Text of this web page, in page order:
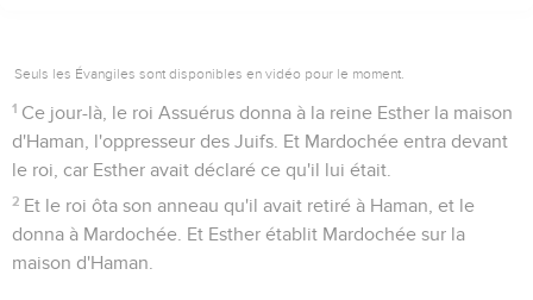
Seuls les Évangiles sont disponibles en vidéo pour le moment.
1 Ce jour-là, le roi Assuérus donna à la reine Esther la maison
d'Haman, l'oppresseur des Juifs. Et Mardochée entra devant
le roi, car Esther avait déclaré ce qu'il lui était.
2 Et le roi ôta son anneau qu'il avait retiré à Haman, et le
donna à Mardochée. Et Esther établit Mardochée sur la
maison d'Haman.